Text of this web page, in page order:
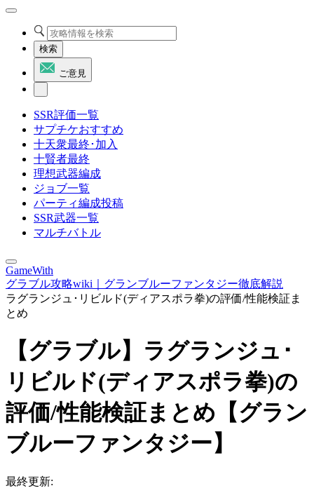
検索
ご意見
SSR評価一覧
サプチケおすすめ
十天衆最終･加入
十賢者最終
理想武器編成
ジョブ一覧
パーティ編成投稿
SSR武器一覧
マルチバトル
GameWith
グラブル攻略wiki｜グランブルーファンタジー徹底解説
ラグランジュ･リビルド(ディアスポラ拳)の評価/性能検証ま
とめ
【グラブル】ラグランジュ･
リビルド(ディアスポラ拳)の
評価/性能検証まとめ【グラン
ブルーファンタジー】
最終更新: